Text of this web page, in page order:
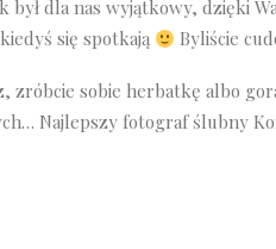
był dla nas wyjątkowy, dzięki
się spotkają
Byliście
zróbcie sobie herbatkę albo
Najlepszy fotograf ślubny